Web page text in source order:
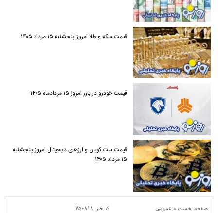
قیمت سکه و طلا امروز پنجشنبه ۱۵ مرداد ۱۴۰۵
قیمت خودرو در بازر امروز ۱۵ مردادماه ۱۴۰۵
قیمت بیت کوین و ارز‌های دیجیتال امروز پنجشنبه
۱۵ مرداد ۱۴۰۵
صفحه نخست » عمومی کد خبر: ۷۵۰۸۱۸